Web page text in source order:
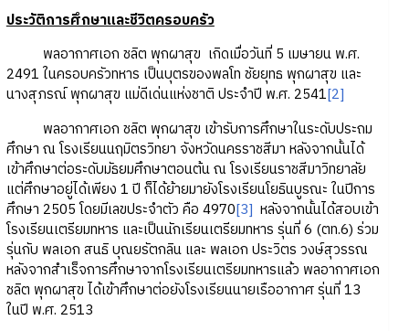
ประวัติการศึกษาและชีวิตครอบครัว
พลอากาศเอก ชลิต พุกผาสุข เกิดเมื่อวันที่ 5 เมษายน พ.ศ.
2491 ในครอบครัวทหาร เป็นบุตรของพลโท ชัยยุทธ พุกผาสุข และ
นางสุภรณ์ พุกผาสุข แม่ดีเด่นแห่งชาติ ประจำปี พ.ศ. 2541[2]
พลอากาศเอก ชลิต พุกผาสุข เข้ารับการศึกษาในระดับประถม
ศึกษา ณ โรงเรียนนฤมิตรวิทยา จังหวัดนครราชสีมา หลังจากนั้นได้
เข้าศึกษาต่อระดับมัธยมศึกษาตอนต้น ณ โรงเรียนราชสีมาวิทยาลัย
แต่ศึกษาอยู่ได้เพียง 1 ปี ก็ได้ย้ายมายังโรงเรียนโยธินบูรณะ ในปีการ
ศึกษา 2505 โดยมีเลขประจำตัว คือ 4970[3] หลังจากนั้นได้สอบเข้า
โรงเรียนเตรียมทหาร และเป็นนักเรียนเตรียมทหาร รุ่นที่ 6 (ตท.6) ร่วม
รุ่นกับ พลเอก สนธิ บุณยรัตกลิน และ พลเอก ประวิตร วงษ์สุวรรณ
หลังจากสำเร็จการศึกษาจากโรงเรียนเตรียมทหารแล้ว พลอากาศเอก
ชลิต พุกผาสุข ได้เข้าศึกษาต่อยังโรงเรียนนายเรืออากาศ รุ่นที่ 13
ในปี พ.ศ. 2513